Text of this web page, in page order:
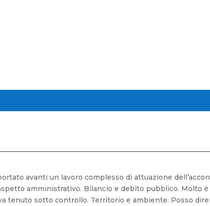
avanti un lavoro complesso di attuazione
amministrativo. Bilancio e debito pubblico.
tenuto sotto controllo. Territorio e ambiente. Posso